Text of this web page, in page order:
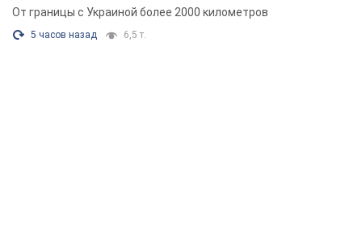
От границы с Украиной более 2000 километров
5 часов назад 6,5 т.